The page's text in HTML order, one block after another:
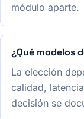
módulo aparte.
¿Qué modelos
La elección
calidad,
decisión se